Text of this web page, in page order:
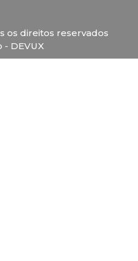
os direitos reservados
- DEVUX